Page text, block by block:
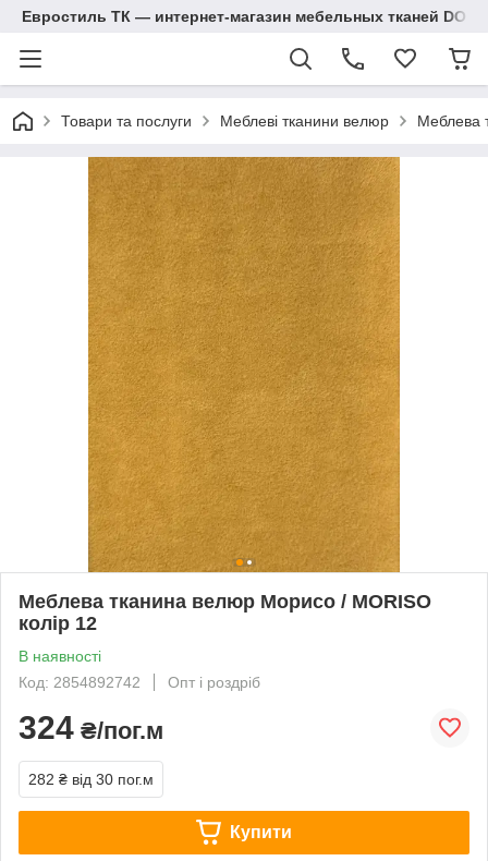
Евростиль ТК — интернет-магазин мебельных тканей
Товари та послуги Меблеві тканини велюр Меблева
Меблева тканина велюр Морисо / MORISO
колір 12
В наявності
Код: 2854892742
Опт і роздріб
324 ₴/пог.м
282 ₴ від 30 пог.м
Купити